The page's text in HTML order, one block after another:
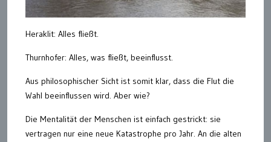
Heraklit: Alles fließt.
Thurnhofer: Alles, was fließt, beeinflusst.
Aus philosophischer Sicht ist somit klar, dass die Flut die
Wahl beeinflussen wird. Aber wie?
Die Mentalität der Menschen ist einfach gestrickt: sie
vertragen nur eine neue Katastrophe pro Jahr. An die alten